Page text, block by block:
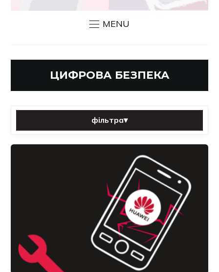
MENU
ЦИФРОВА БЕЗПЕКА
фільтра▾
фільтра
Скинути
Усі публікації